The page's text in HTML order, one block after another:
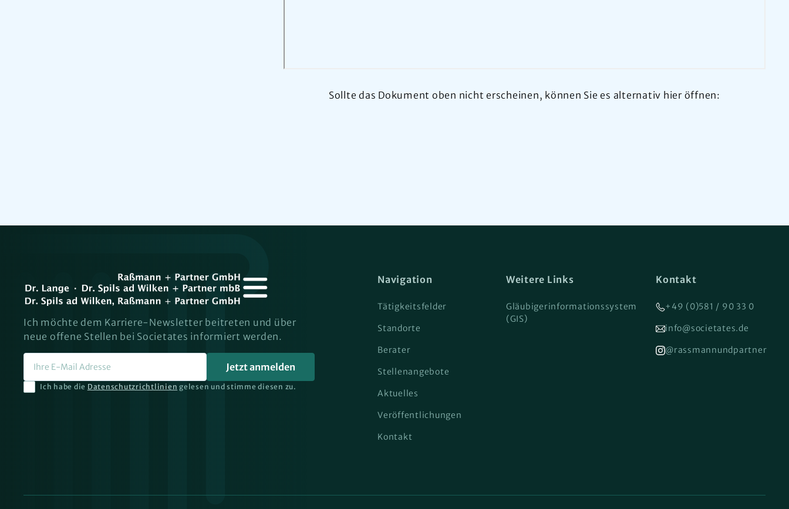
Sollte das Dokument oben nicht erscheinen, können Sie es alternativ hier öffnen:
Ich möchte dem Karriere-Newsletter beitreten und über
neue offene Stellen bei Societates informiert werden.
Ich habe die Datenschutzrichtlinien gelesen und stimme diesen zu.
Navigation
Tätigkeitsfelder
Standorte
Berater
Stellenangebote
Aktuelles
Veröffentlichungen
Kontakt
Weitere Links
Gläubigerinformationssystem
(GIS)
Kontakt
+49 (0)581 / 90 33 0
info@societates.de
@rassmannundpartner